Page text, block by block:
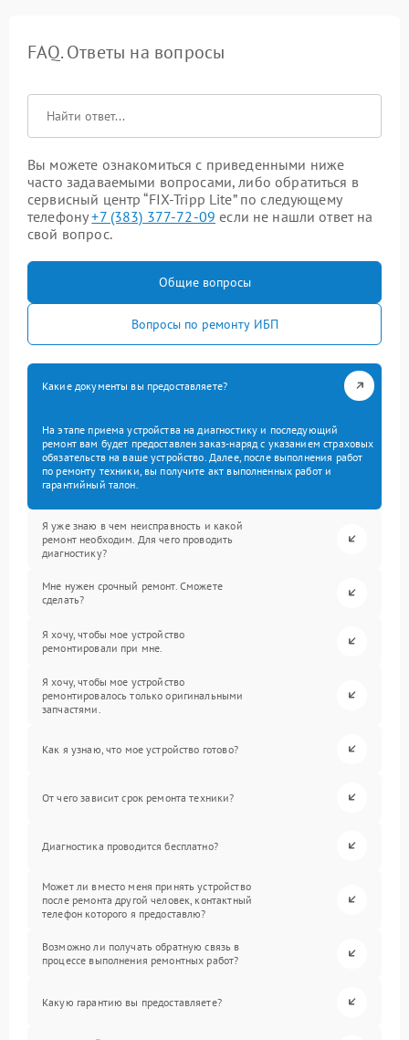
FAQ. Ответы на вопросы
Вы можете ознакомиться с приведенными ниже
часто задаваемыми вопросами, либо обратиться в
сервисный центр “FIX-Tripp Lite” по следующему
телефону+7 (383) 377-72-09 если не нашли ответ на
свой вопрос.
Общие вопросы
Вопросы по ремонту ИБП
Какие документы вы предоставляете?
На этапе приема устройства на диагностику и последующий
ремонт вам будет предоставлен заказ-наряд с указанием страховых
обязательств на ваше устройство. Далее, после выполнения работ
по ремонту техники, вы получите акт выполненных работ и
гарантийный талон.
Я уже знаю в чем неисправность и какой
ремонт необходим. Для чего проводить
диагностику?
Мне нужен срочный ремонт. Сможете
сделать?
Я хочу, чтобы мое устройство
ремонтировали при мне.
Я хочу, чтобы мое устройство
ремонтировалось только оригинальными
запчастями.
Как я узнаю, что мое устройство готово?
От чего зависит срок ремонта техники?
Диагностика проводится бесплатно?
Может ли вместо меня принять устройство
после ремонта другой человек, контактный
телефон которого я предоставлю?
Возможно ли получать обратную связь в
процессе выполнения ремонтных работ?
Какую гарантию вы предоставляете?